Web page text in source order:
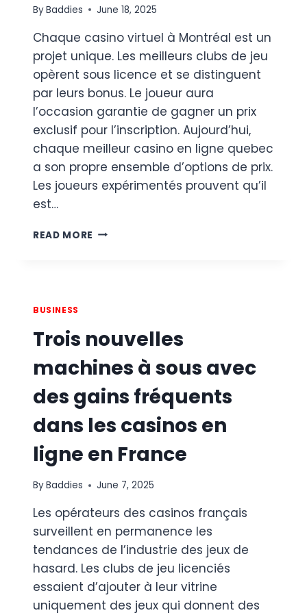
ByBaddies June 18, 2025
Chaque casino virtuel à Montréal est un
projet unique. Les meilleurs clubs de jeu
opèrent sous licence et se distinguent
par leurs bonus. Le joueur aura
l’occasion garantie de gagner un prix
exclusif pour l’inscription. Aujourd’hui,
chaque meilleur casino en ligne quebec
a son propre ensemble d’options de prix.
Les joueurs expérimentés prouvent qu’il
est…
READ MORE MEILLEURS
BUSINESS
Trois nouvelles
machines à sous avec
des gains fréquents
dans les casinos en
ligne en France
ByBaddies June 7, 2025
Les opérateurs des casinos français
surveillent en permanence les
tendances de l’industrie des jeux de
hasard. Les clubs de jeu licenciés
essaient d’ajouter à leur vitrine
uniquement des jeux qui donnent des